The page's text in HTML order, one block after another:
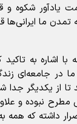
یادآور شکوه و
ما ایرانی‌ها
با اشاره به
در جامعه‌ای
تا از یکدیگر
نبوده و
داشته که همه